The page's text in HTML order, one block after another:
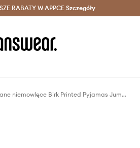
Dostawa nawet w 24h >
RABATY W APPCESzczegóły
Liewood śpioszki bawełniane niemowlęce Birk Printed Pyjamas Jumpsuit